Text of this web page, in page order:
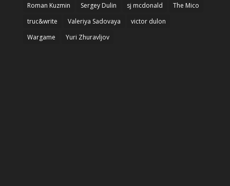
Roman Kuzmin
Sergey Dulin sj mcdonald
The Mico
truc&write
Valeriya Sadovaya
victor dulon
Wargame
Yuri Zhuravljov